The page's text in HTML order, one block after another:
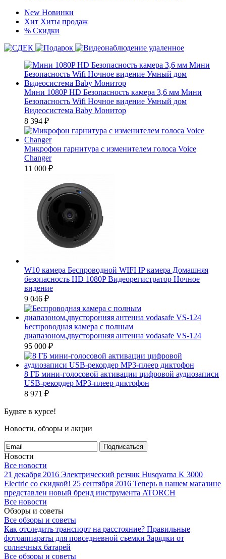
New Новинки
Хит Хиты продаж
% Скидки
Мини 1080P HD Безопасность камера 3,6 мм Мини
Безопасность Wifi Ночное видение Умный дом
Видеосистема Baby Монитор
8 394 ₽
Микрофон гарнитура с изменителем голоса Voice
Changer
11 000 ₽
W10 камера Беспроводной WIFI IP камера Домашняя
безопасность HD 1080P Видеорегистратор Ночное
видение
9 046 ₽
Беспроводная камера с полным
диапазоном,двусторонняя антенна vodasafe VS-124
95 000 ₽
8 ГБ мини-голосовой активации цифровой аудиозаписи
USB-рекордер MP3-плеер диктофон
8 971 ₽
Будьте в курсе!
Новости, обзоры и акции
Подписаться
Новости
Все новости
21 декабря 2016 Электрический резчик Husqvarna K 3000
Electric со скидкой! 25 сентября 2016 Теперь в нашем магазине
представлен новый бренд инструмента ATORCH
Все новости
Обзоры и советы
Все обзоры и советы
Как отследить транспорт на расстояние? Правильные
фотоаппараты для повседневной съемки Зарядки от
солнечных батарей
Все обзоры и советы